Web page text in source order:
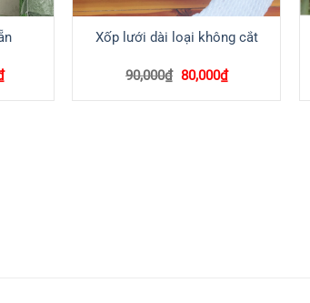
Giá
tại
Xốp lưới dài loại không cắt
90,000₫ Giá
là:
80,000₫Giá
hiện
tại